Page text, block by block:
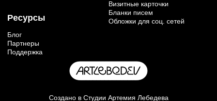
Ресурсы
Блог
Партнеры
Поддержка
Визитные карточки
Бланки писем
Обложки для соц. сетей
Создано в Студии Артемия Лебедева